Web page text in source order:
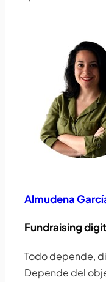
Almudena
Fundraising
Todo depende,
Depende del